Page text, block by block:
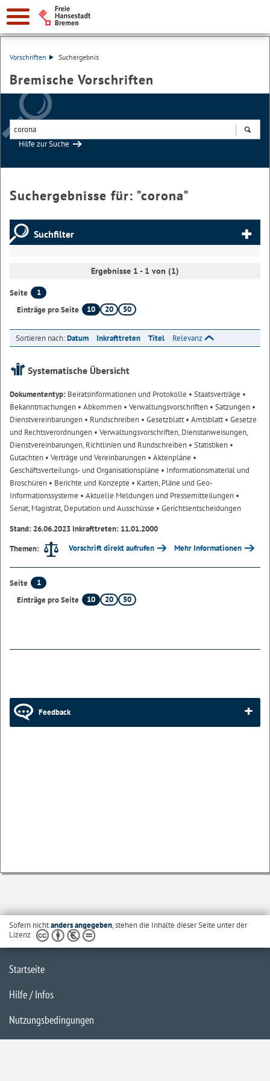
Vorschriften Suchergebnis
Bremische Vorschriften
Hilfe zur Suche
Suchergebnisse für: "corona"
Suchfilter
Ergebnisse 1 - 1 von (1)
Seite
1
Einträge pro Seite
10 20 50
Sortieren nach:Datum Inkrafttreten Titel Relevanz
Systematische Übersicht
Dokumententyp: Beiratsinformationen und Protokolle • Staatsverträge •
Bekanntmachungen • Abkommen • Verwaltungsvorschriften • Satzungen •
Dienstvereinbarungen • Rundschreiben • Gesetzblatt• Amtsblatt• Gesetze
und Rechtsverordnungen • Verwaltungsvorschriften, Dienstanweisungen,
Dienstvereinbarungen, Richtlinien und Rundschreiben • Statistiken •
Gutachten • Verträge und Vereinbarungen • Aktenpläne •
Geschäftsverteilungs- und Organisationspläne • Informationsmaterial und
Broschüren • Berichte und Konzepte • Karten, Pläne und Geo-
Informationssysteme • Aktuelle Meldungen und Pressemitteilungen •
Senat, Magistrat, Deputation und Ausschüsse • Gerichtsentscheidungen
Stand: 26.06.2023 Inkrafttreten: 11.01.2000
Themen:
Vorschrift direkt aufrufen Mehr Informationen
Seite
1
Einträge pro Seite
10 20 50
Feedback
Sofern nichtanders angegeben, stehen die Inhalte dieser Seite unter der
Lizenz
Startseite
Hilfe / Infos
Nutzungsbedingungen